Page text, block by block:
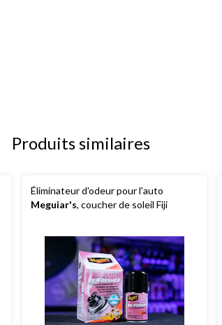
Produits similaires
Éliminateur d'odeur pour l'auto
Meguiar's, coucher de soleil Fiji